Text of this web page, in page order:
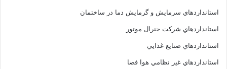
استانداردهاي سرمايش و گرمايش دما در ساختمان
استانداردهاي شرکت جنرال موتور
استانداردهاي صنايع غذايي
استانداردهاي غير نظامي هوا فضا